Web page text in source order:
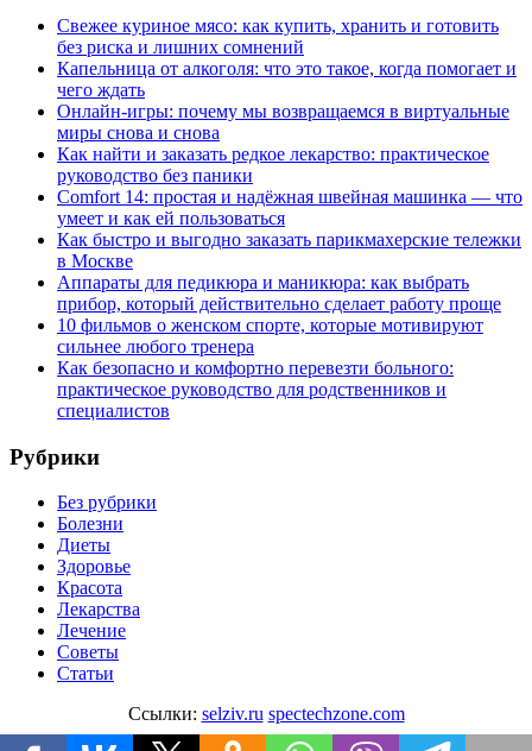
Свежее куриное мясо: как купить, хранить и готовить
без риска и лишних сомнений
Капельница от алкоголя: что это такое, когда помогает и
чего ждать
Онлайн-игры: почему мы возвращаемся в виртуальные
миры снова и снова
Как найти и заказать редкое лекарство: практическое
руководство без паники
Comfort 14: простая и надёжная швейная машинка — что
умеет и как ей пользоваться
Как быстро и выгодно заказать парикмахерские тележки
в Москве
Аппараты для педикюра и маникюра: как выбрать
прибор, который действительно сделает работу проще
10 фильмов о женском спорте, которые мотивируют
сильнее любого тренера
Как безопасно и комфортно перевезти больного:
практическое руководство для родственников и
специалистов
Рубрики
Без рубрики
Болезни
Диеты
Здоровье
Красота
Лекарства
Лечение
Советы
Статьи
Ссылки: selziv.ru spectechzone.com